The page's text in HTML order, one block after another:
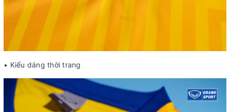
• Kiểu dáng thời trang